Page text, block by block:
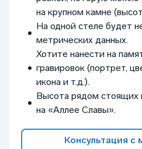
на крупном камне
На одной стеле будет
метрических данных.
Хотите нанести на
гравировок (портрет,
икона и т.д.).
Высота рядом стоящих
на «Аллее Славы».
Консультация